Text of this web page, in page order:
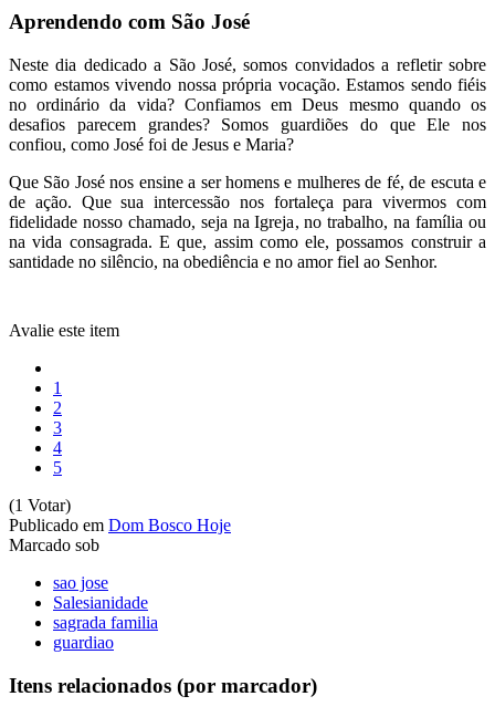
Aprendendo com São José
Neste dia dedicado a São José, somos convidados a refletir sobre
como estamos vivendo nossa própria vocação. Estamos sendo fiéis
no ordinário da vida? Confiamos em Deus mesmo quando os
desafios parecem grandes? Somos guardiões do que Ele nos
confiou, como José foi de Jesus e Maria?
Que São José nos ensine a ser homens e mulheres de fé, de escuta e
de ação. Que sua intercessão nos fortaleça para vivermos com
fidelidade nosso chamado, seja na Igreja, no trabalho, na família ou
na vida consagrada. E que, assim como ele, possamos construir a
santidade no silêncio, na obediência e no amor fiel ao Senhor.
Avalie este item
1
2
3
4
5
(1 Votar)
Publicado em Dom Bosco Hoje
Marcado sob
sao jose
Salesianidade
sagrada familia
guardiao
Itens relacionados (por marcador)